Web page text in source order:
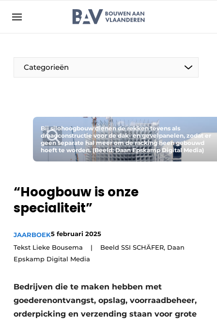
Bedrijven
Bouwen aan Vlaanderen | Platform voor de bouw
Evenement aanmelden
Jaarboek
Meest gelezen
Podcasts
Privacy / Cookie statement
Vacatures
Video’s
Bedrijven
Bedrijven
Categorieën
Akoestiek
Beton & Staalbouw
Brandveiligheid
BIM
Bij silohoogbouw dienen de rekken tevens als
draagconstructie voor de dak- en gevelpanelen, zodat er
geen separate hal meer om de racking heen gebouwd
hoeft te worden. (Beeld: Daan Epskamp Digital Media)
“Hoogbouw is onze
specialiteit”
JAARBOEK5 februari 2025
Tekst Lieke Bousema | Beeld SSI SCHÄFER, Daan
Epskamp Digital Media
Bedrijven die te maken hebben met
goederenontvangst, opslag, voorraadbeheer,
orderpicking en verzending staan voor grote